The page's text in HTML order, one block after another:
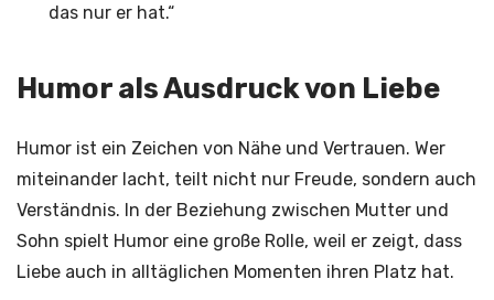
das nur er hat.“
Humor als Ausdruck von Liebe
Humor ist ein Zeichen von Nähe und Vertrauen. Wer
miteinander lacht, teilt nicht nur Freude, sondern auch
Verständnis. In der Beziehung zwischen Mutter und
Sohn spielt Humor eine große Rolle, weil er zeigt, dass
Liebe auch in alltäglichen Momenten ihren Platz hat.